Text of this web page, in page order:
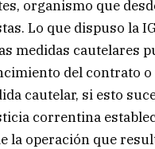
organismo que
Lo que dispuso la
medidas cautelares
del contrato
cautelar, si esto
correntina
la operación que